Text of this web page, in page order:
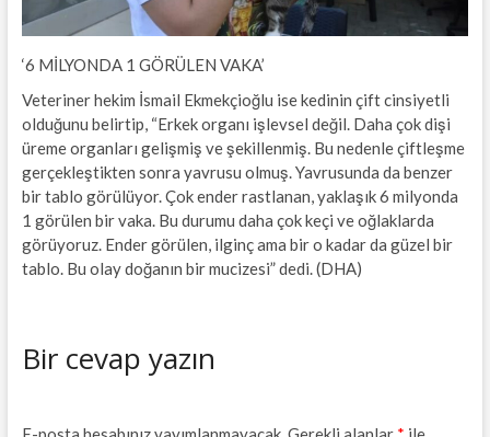
‘6 MİLYONDA 1 GÖRÜLEN VAKA’
Veteriner hekim İsmail Ekmekçioğlu ise kedinin çift cinsiyetli
olduğunu belirtip, “Erkek organı işlevsel değil. Daha çok dişi
üreme organları gelişmiş ve şekillenmiş. Bu nedenle çiftleşme
gerçekleştikten sonra yavrusu olmuş. Yavrusunda da benzer
bir tablo görülüyor. Çok ender rastlanan, yaklaşık 6 milyonda
1 görülen bir vaka. Bu durumu daha çok keçi ve oğlaklarda
görüyoruz. Ender görülen, ilginç ama bir o kadar da güzel bir
tablo. Bu olay doğanın bir mucizesi” dedi. (DHA)
Bir cevap yazın